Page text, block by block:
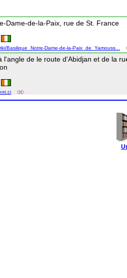
Dame-de-la-Paix, rue de St. France
Basilique_Notre-Dame-de-la-Paix_de_Yamouss...
l'angle de le route d'Abidjan et de la